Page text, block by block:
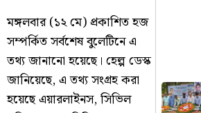
মঙ্গলবার (১২ মে) প্রকাশিত হজ
সম্পর্কিত সর্বশেষ বুলেটিনে এ
তথ্য জানানো হয়েছে। হেল্প ডেস্ক
জানিয়েছে, এ তথ্য সংগ্রহ করা
হয়েছে এয়ারলাইনস, সিভিল